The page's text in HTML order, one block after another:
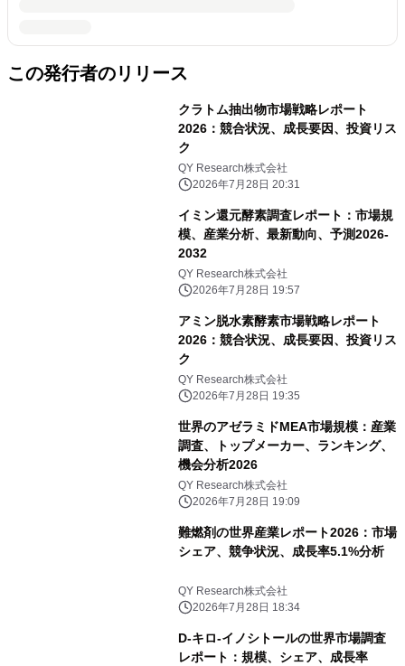
この発行者のリリース
クラトム抽出物市場戦略レポート
2026：競合状況、成長要因、投資リス
ク
QY Research株式会社
2026年7月28日 20:31
イミン還元酵素調査レポート：市場規
模、産業分析、最新動向、予測2026-
2032
QY Research株式会社
2026年7月28日 19:57
アミン脱水素酵素市場戦略レポート
2026：競合状況、成長要因、投資リス
ク
QY Research株式会社
2026年7月28日 19:35
世界のアゼラミドMEA市場規模：産業
調査、トップメーカー、ランキング、
機会分析2026
QY Research株式会社
2026年7月28日 19:09
難燃剤の世界産業レポート2026：市場
シェア、競争状況、成長率5.1%分析
QY Research株式会社
2026年7月28日 18:34
D-キロ-イノシトールの世界市場調査
レポート：規模、シェア、成長率